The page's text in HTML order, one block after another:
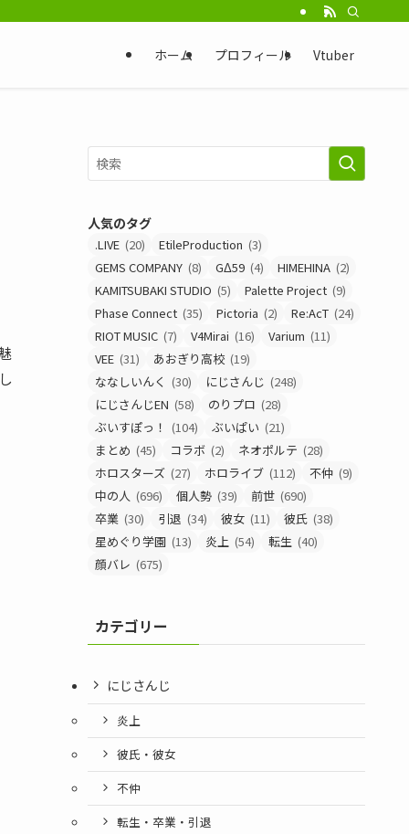
ホーム プロフィール Vtuber
人気のタグ
.LIVE (20) EtileProduction (3)
GEMS COMPANY (8) GΔ59 (4) HIMEHINA (2)
KAMITSUBAKI STUDIO (5) Palette Project (9)
Phase Connect (35) Pictoria (2) Re:AcT (24)
RIOT MUSIC (7) V4Mirai (16) Varium (11)
VEE (31) あおぎり高校 (19)
ななしいんく (30) にじさんじ (248)
にじさんじEN (58) のりプロ (28)
ぶいすぽっ！
(104) ぶいぱい (21)
まとめ (45) コラボ (2) ネオポルテ (28)
ホロスターズ (27) ホロライブ (112) 不仲 (9)
中の人 (696) 個人勢 (39) 前世 (690)
卒業 (30) 引退 (34) 彼女 (11) 彼氏 (38)
星めぐり学園 (13) 炎上 (54) 転生 (40)
顔バレ (675)
カテゴリー
にじさんじ
炎上
彼氏・彼女
不仲
転生・卒業・引退